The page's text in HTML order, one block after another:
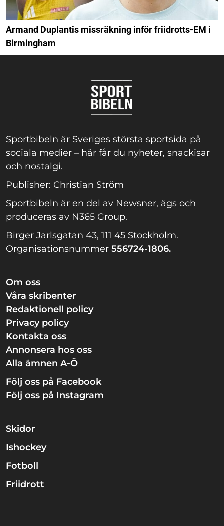
Armand Duplantis missräkning inför friidrotts-EM i
Birmingham
Sportbibeln är Sveriges största sportsida på
sociala medier – här får du nyheter, snackisar
och nostalgi.
Publisher: Christian Ström
Sportbibeln är en del av Newsner, ägs och
produceras av N365 Group.
Birger Jarlsgatan 43, 111 45 Stockholm.
Organisationsnummer 556724-1806.
Om oss
Våra skribenter
Redaktionell policy
Privacy policy
Kontakta oss
Annonsera hos oss
Alla ämnen A-Ö
Följ oss på Facebook
Följ oss på Instagram
Skidor
Ishockey
Fotboll
Friidrott